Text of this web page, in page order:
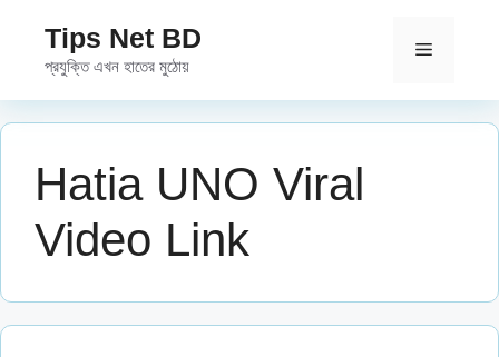
content
Tips Net BD
প্রযুক্তি এখন হাতের মুঠোয়
Menu
Hatia UNO Viral
Video Link